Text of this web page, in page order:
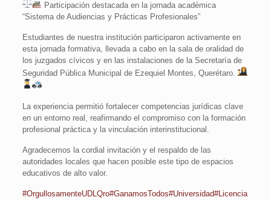
Participación destacada en la jornada académica
“Sistema de Audiencias y Prácticas Profesionales”
Estudiantes de nuestra institución participaron activamente en
esta jornada formativa, llevada a cabo en la sala de oralidad de
los juzgados cívicos y en las instalaciones de la Secretaría de
Seguridad Pública Municipal de Ezequiel Montes, Querétaro.
La experiencia permitió fortalecer competencias jurídicas clave
en un entorno real, reafirmando el compromiso con la formación
profesional práctica y la vinculación interinstitucional.
Agradecemos la cordial invitación y el respaldo de las
autoridades locales que hacen posible este tipo de espacios
educativos de alto valor.
#OrgullosamenteUDLQro#GanamosTodos#Universidad#Licencia